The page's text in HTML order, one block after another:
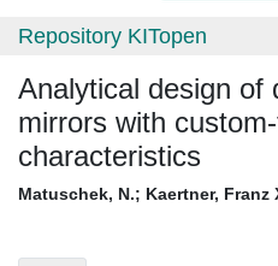
Repository KITopen
Analytical design of
mirrors with
characteristics
Matuschek, N.; Kaertner, Franz